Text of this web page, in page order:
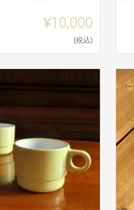
¥10,000
(税込)